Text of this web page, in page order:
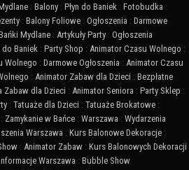
: Balony : Płyn do Baniek : Fotobudka :
: Balony Foliowe : Ogłoszenia : Darmowe
Mydlane : Artykuły Party : Ogłoszenia
do Baniek : Party Shop : Animator Czasu Wolnego :
Wolnego : Darmowe Ogłoszenia : Animator Czasu
: Animator Zabaw dla Dzieci : Bezpłatne
Zabaw dla Dzieci : Animator Seniora : Party Sklep :
: Tatuaże dla Dzieci : Tatuaże Brokatowe :
: Zamykanie w Bańce : Warszawa : Wydarzenia
Warszawa : Kurs Balonowe Dekoracje :
: Animator Zabaw : Kurs Balonowych Dekoracji
Warszawa : Bubble Show